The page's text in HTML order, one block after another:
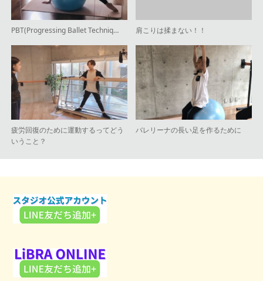
PBT(Progressing Ballet Techniq… 肩こりは揉まない！！
疲労回復のために運動するってどう
いうこと？
バレリーナの長い足を作るために